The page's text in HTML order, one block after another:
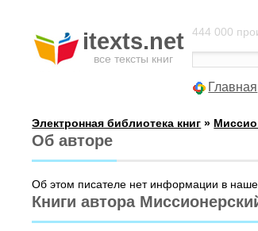
itexts.net
все тексты книг
444 000
Главная
Электронная библиотека книг »
Об авторе
Об этом писателе нет информации в
Книги автора